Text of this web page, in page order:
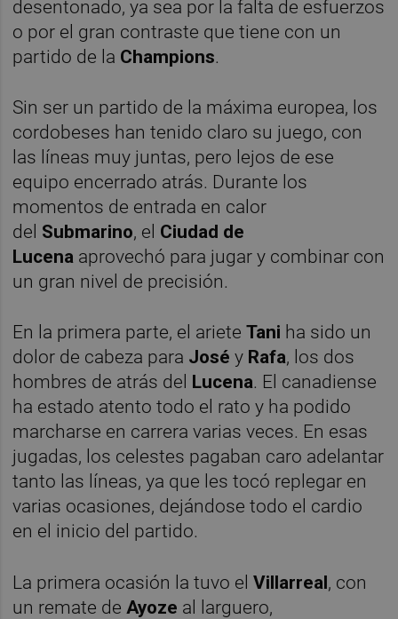
desentonado, ya sea por la falta de esfuerzos
o por el gran contraste que tiene con un
partido de la Champions.
Sin ser un partido de la máxima europea, los
cordobeses han tenido claro su juego, con
las líneas muy juntas, pero lejos de ese
equipo encerrado atrás. Durante los
momentos de entrada en calor
del Submarino, el Ciudad de
Lucena aprovechó para jugar y combinar con
un gran nivel de precisión.
En la primera parte, el arieteTani ha sido un
dolor de cabeza para José y Rafa, los dos
hombres de atrás del
Lucena. El canadiense
ha estado atento todo el rato y ha podido
marcharse en carrera varias veces. En esas
jugadas, los celestes pagaban caro adelantar
tanto las líneas, ya que les tocó replegar en
varias ocasiones, dejándose todo el cardio
en el inicio del partido.
La primera ocasión la tuvo elVillarreal, con
un remate de Ayoze al larguero,